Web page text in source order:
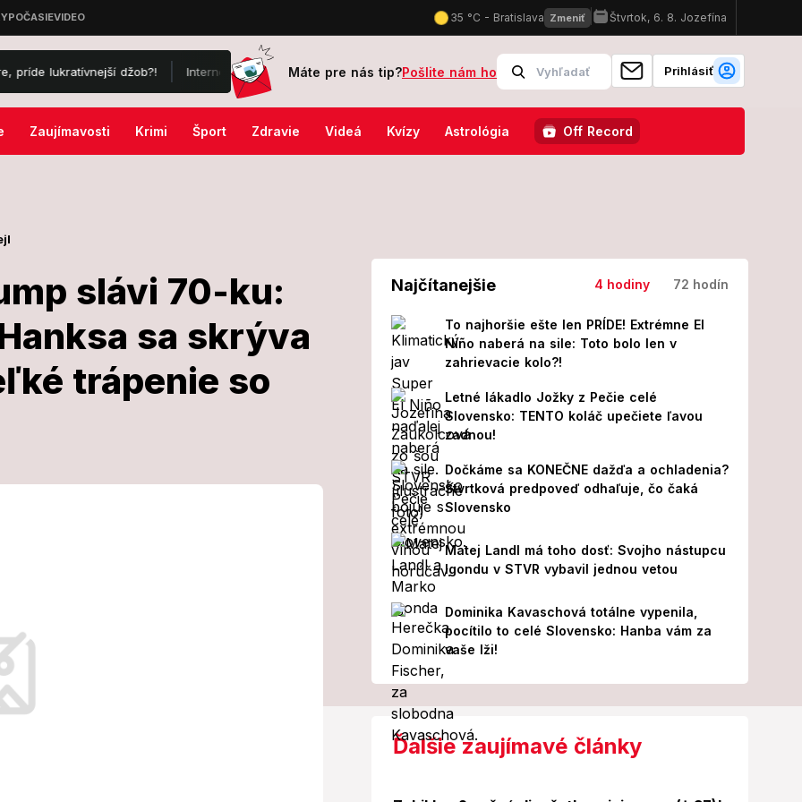
džob?! Internetom sa šíri výzva na hromadný vpád na územie EÚ: Všetci sa tam uvidíme! Zverejnili presný deň Extrémne
Máte pre nás tip?Pošlite nám ho Prihlásiť
Zaujímavosti Krimi Šport Zdravie Videá Kvízy Astrológia Off Record
slávi 70-ku:
sa skrýva
trápenie so
Gump slávi
Toma
vážna
je vzdialený príbuzný.
Najčítanejšie 4 hodiny 72 hodín
To najhoršie ešte len PRÍDE! Extrémne El
Niño naberá na sile: Toto bolo len v
zahrievacie kolo?!
Letné lákadlo Jožky z Pečie celé
Slovensko: TENTO koláč upečiete ľavou
zadnou!
Dočkáme sa KONEČNE dažďa a ochladenia?
Štvrtková predpoveď odhaľuje, čo čaká
Slovensko
Matej Landl má toho dosť: Svojho nástupcu
Igondu v STVR vybavil jednou vetou
Dominika Kavaschová totálne vypenila,
pocítilo to celé Slovensko: Hanba vám za
vaše lži!
Ďalšie zaujímavé články